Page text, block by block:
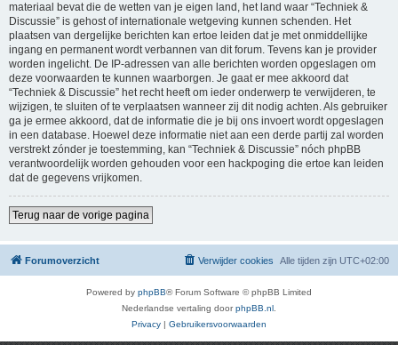
materiaal bevat die de wetten van je eigen land, het land waar “Techniek &
Discussie” is gehost of internationale wetgeving kunnen schenden. Het
plaatsen van dergelijke berichten kan ertoe leiden dat je met onmiddellijke
ingang en permanent wordt verbannen van dit forum. Tevens kan je provider
worden ingelicht. De IP-adressen van alle berichten worden opgeslagen om
deze voorwaarden te kunnen waarborgen. Je gaat er mee akkoord dat
“Techniek & Discussie” het recht heeft om ieder onderwerp te verwijderen, te
wijzigen, te sluiten of te verplaatsen wanneer zij dit nodig achten. Als gebruiker
ga je ermee akkoord, dat de informatie die je bij ons invoert wordt opgeslagen
in een database. Hoewel deze informatie niet aan een derde partij zal worden
verstrekt zónder je toestemming, kan “Techniek & Discussie” nóch phpBB
verantwoordelijk worden gehouden voor een hackpoging die ertoe kan leiden
dat de gegevens vrijkomen.
Terug naar de vorige pagina
Forumoverzicht Alle tijden zijn UTC+02:00
Verwijder cookies
Powered by phpBB® Forum Software © phpBB Limited
Nederlandse vertaling doorphpBB.nl
Privacy | Gebruikersvoorwaarden